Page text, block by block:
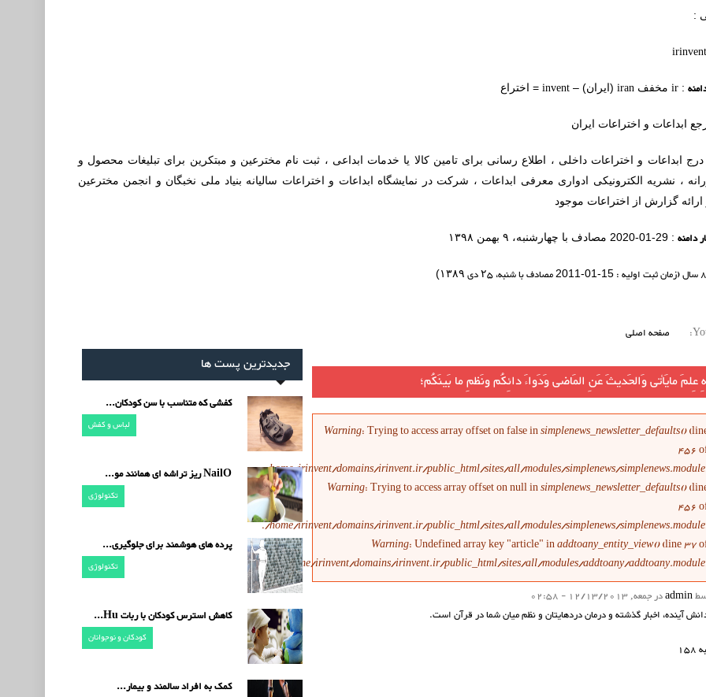
:
:
irمخفف iran(ایران) – invent= اختراع
ابداعات و اختراعات ایران
ابداعات و اختراعات داخلی ، اطلاع رسانی برای تامین کالا یا خدمات ابداعی ، ثبت نام مخترعین و مبتکرین برای تبلیغات محصول و
، نشریه الکترونیکی ادواری معرفی ابداعات ، شرکت در نمایشگاه ابداعات و اختراعات سالیانه بنیاد ملی نخبگان و انجمن مخترعین
ارائه گزارش از اختراعات موجود
دامنه: 29-01-2020 مصادف با چهارشنبه، ۹ بهمن ۱۳۹۸
2011-01-15مصادف با شنبه،۲۵دی۱۳۸۹)
صفحه اصلی
عِلمَ مايَأتى وَالحَديثَ عَنِ المَاضى وَدَواءَ دائِكُم ونَظمِ ما بَينَكُم؛
خطا Warning: Trying to access array offset on false insimplenews_newsletter_defaults()
456
/home/irinvent/domains/irinvent.ir/public_html/sites/all/modules/simplenews/simplenews.module
Warning: Trying to access array offset on null insimplenews_newsletter_defaults()
456
/home/irinvent/domains/irinvent.ir/public_html/sites/all/modules/simplenews/simplenews.module
Warning: Undefined array key "article" inaddtoany_entity_view()(line37
/home/irinvent/domains/irinvent.ir/public_html/sites/all/modules/addtoany/addtoany.module
adminدر جمعه, 12/13/2013 - 02:58
آينده، اخبار گذشته و درمان دردهايتان و نظم ميان شما در قرآن است.
جدیدترین پست ها
کفشی که متناسب با سن کودکان...
لباس و کفش
NailO ریز تراشه ای همانند مو...
تکنولوژی
پرده های هوشمند برای جلوگیری...
تکنولوژی
کاهش استرس کودکان با ربات Hu...
کودکان و نوجوانان
کمک به افراد سالمند و بیمار...